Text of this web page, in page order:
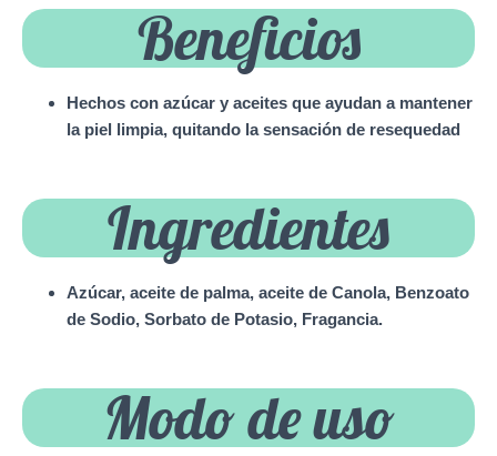
Beneficios
Hechos con azúcar y aceites que ayudan a mantener
la piel limpia, quitando la sensación de resequedad
Ingredientes
Azúcar, aceite de palma, aceite de Canola, Benzoato
de Sodio, Sorbato de Potasio, Fragancia.
Modo de uso